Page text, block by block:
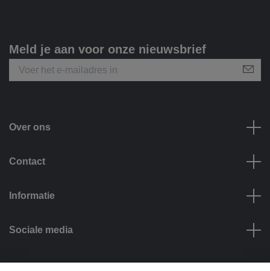
Meld je aan voor onze nieuwsbrief
Over ons
Contact
Informatie
Sociale media